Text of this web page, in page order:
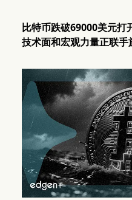
比特币跌破69000美元打
技术面和宏观力量正联手